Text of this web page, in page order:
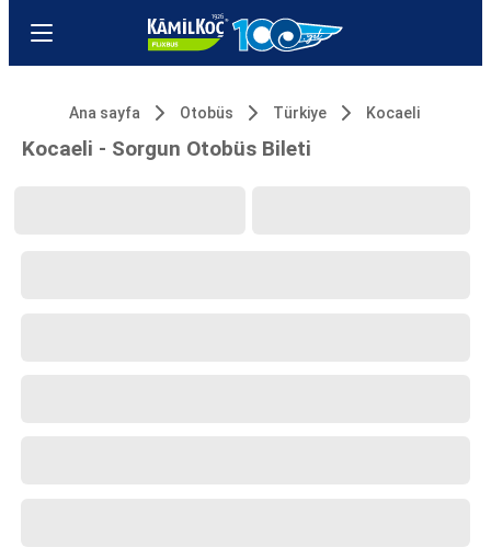
Ana sayfa Otobüs Türkiye Kocaeli
Kocaeli - Sorgun Otobüs Bileti